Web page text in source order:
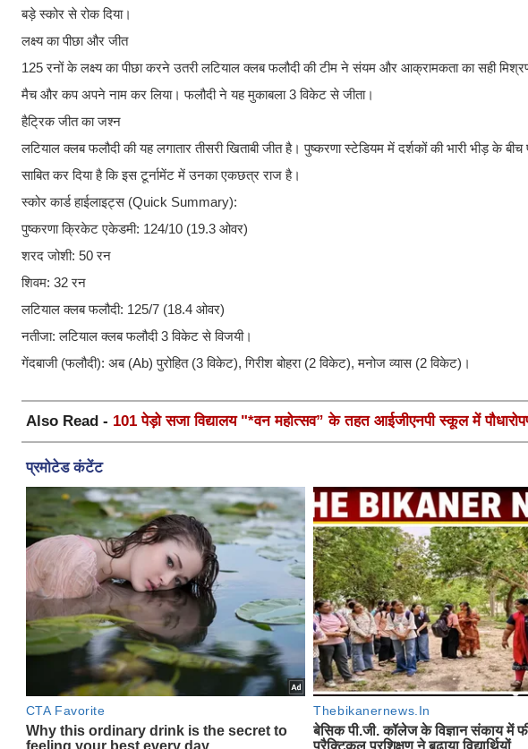
बड़े स्कोर से रोक दिया।
​लक्ष्य का पीछा और जीत
125 रनों के लक्ष्य का पीछा करने उतरी लटियाल क्लब फलौदी की टीम ने संयम और आक्रामकता का सही
मैच और कप अपने नाम कर लिया। फलौदी ने यह मुकाबला 3 विकेट से जीता।
​हैट्रिक जीत का जश्न
लटियाल क्लब फलौदी की यह लगातार तीसरी खिताबी जीत है। पुष्करणा स्टेडियम में दर्शकों की भारी भीड़ के
साबित कर दिया है कि इस टूर्नामेंट में उनका एकछत्र राज है।
​स्कोर कार्ड हाईलाइट्स (Quick Summary):
​पुष्करणा क्रिकेट एकेडमी: 124/10 (19.3 ओवर)
​शरद जोशी: 50 रन
​शिवम: 32 रन
​लटियाल क्लब फलौदी: 125/7 (18.4 ओवर)
​नतीजा: लटियाल क्लब फलौदी 3 विकेट से विजयी।
​गेंदबाजी (फलौदी): अब (Ab) पुरोहित (3 विकेट), गिरीश बोहरा (2 विकेट), मनोज व्यास (2 विकेट)।
Also Read - 101 पेड़ो सजा विद्यालय "*वन महोत्सव” के तहत आईजीएनपी स्कूल में